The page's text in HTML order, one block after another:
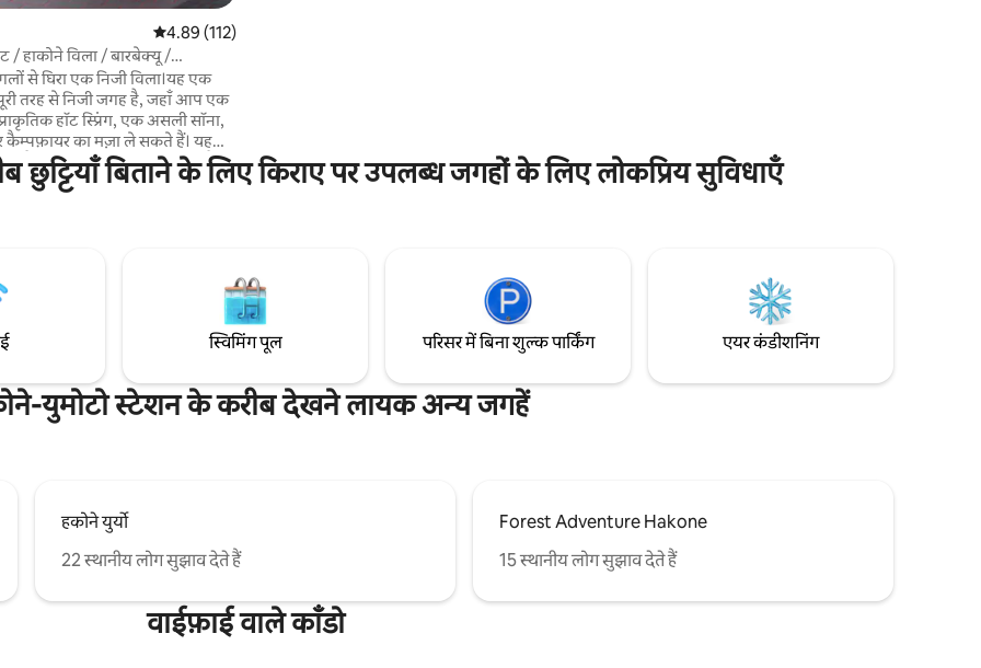
औसत रेटिंग 5 में से 4.89, 112 समीक्षाएँ
4.89 (112)
/ हाकोने विला / बारबेक्यू /
गर्म चश्मा / सॉना / पानी का
/ बारबेक्यू / बारिश में कैम्पफ़ायर
से घिरा एक निजी विला।यह एक
तरह से निजी जगह है, जहाँ आप एक
हॉट स्प्रिंग, एक असली सॉना,
कैम्पफ़ायर का मज़ा ले सकते हैं। यह
है, इसलिए यह जल्दी भर जाती है।
यह पसंद आए, तो मैं आपको इसे अपने
समूहों के लिए आदर्श बनाती है। यहाँ एक
का कमरा भी है, ताकि आप छोटे बच्चों
के लिए आराम से आराम कर सकें। ढके
पर एक बारबेक्यू और कैम्पफ़ायर की
आप बारिश की चिंता किए बिना
सकते हैं।सीधे सॉना से जुड़ा हुआ, आप
के बाद सीधे धो सकते हैं और फिर अपने
ऑनसेन: निनोदैरा ऑनसेन, जो त्वचा के
गुणों के लिए मशहूर है BBQ सुविधाएँ:
प्रामाणिक BBQ ग्रिल से लैस अलाव
में अलाव के चारों ओर आराम करें •
स्क्रीन पर फ़िल्मों का मज़ा लें ・सॉना
: सॉना और वॉटर बाथ उपलब्ध हैं ・
का कमरा : पारंपरिक जापानी माहौल के
तोज़न लाइन पर इर्युता स्टेशन से पैदल 10 मिनट की
पैदल दूरी पर कार से ・ नेशनल रूट 1 से हाकोनगुची
[नोट्स] यह सुविधा दो मंजिला इमारत की दूसरी
मंज़िल पर है।कृपया बाहर की सीढ़ियों से ऊपर न जाएँ,
इसलिए कृपया व्हीलचेयर से दूर रहें या अगर आपको
अपने पैरों में दिक्कत हो रही है। हम चेक इन से पहले
सामान रखने की सुविधा भी देते हैं।कृपया मुझे बताएँ।
सभी कमरे धूम्रपान रहित हैं। अगर आपका कोई और
सवाल है, तो कृपया बेझिझक मुझसे संपर्क करें।
मैसेज भेजें।इस्तेमाल करने के बाद हम आपसे 2,000
येन का शुल्क लेंगे। इसके अलावा, हमने परिसर में दो
2 लोगों के लिए है, इसलिए कृपया बुकिंग से पहले
छुट्टियाँ बिताने के लिए किराए पर उपलब्ध जगहों के लिए लोकप्रिय सुविधाएँ
स्विमिंग पूल परिसर में बिना शुल्क पार्किंग एयर कंडीशनिंग
युमोटो स्टेशन के करीब देखने लायक अन्य जगहें
हकोने युर्यो
22 स्थानीय लोग सुझाव देते हैं
Forest Adventure Hakone
15 स्थानीय लोग सुझाव देते हैं
वाईफ़ाई वाले काँडो